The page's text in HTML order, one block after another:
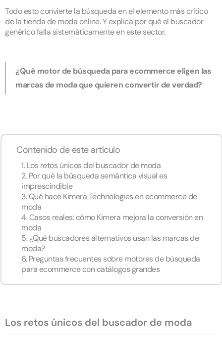
Todo esto convierte la búsqueda en el elemento más crítico
de la tienda de moda online. Y explica por qué el buscador
genérico falla sistemáticamente en este sector.
¿Qué motor de búsqueda para ecommerce eligen las
marcas de moda que quieren convertir de verdad?
Contenido de este artículo
1. Los retos únicos del buscador de moda
2. Por qué la búsqueda semántica visual es
imprescindible
3. Qué hace Kimera Technologies en ecommerce de
moda
4. Casos reales: cómo Kimera mejora la conversión en
moda
5. ¿Qué buscadores alternativos usan las marcas de
moda?
6. Preguntas frecuentes sobre motores de búsqueda
para ecommerce con catálogos grandes
Los retos únicos del buscador de moda